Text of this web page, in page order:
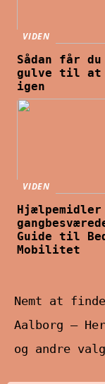
VIDEN
Sådan får
gulve til at
igen
VIDEN
Guide til
Mobilitet
Nemt at
Aalborg –
og andre